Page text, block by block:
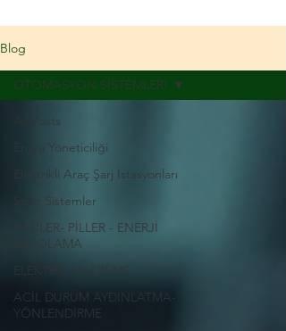
Blog
All Posts
Enerji Yöneticiliği
Elektrikli Araç Şarj İstasyonları
Solar Sistemler
AKÜLER- PİLLER - ENERJİ
DEPOLAMA
ELEKTRİK MALZEME
ACİL DURUM AYDINLATMA-
YÖNLENDİRME
OTOMASYON SİSTEMLERİ